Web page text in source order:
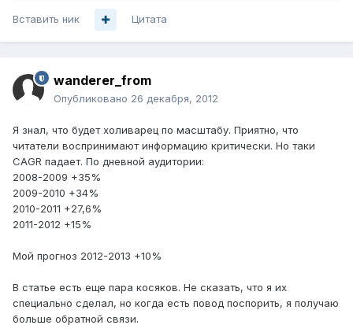
Вставить ник Цитата
wanderer_from
Опубликовано 26 декабря, 2012
Я знал, что будет холиварец по масштабу. Приятно, что
читатели воспринимают информацию критически. Но таки
CAGR падает. По дневной аудитории:
2008-2009 +35%
2009-2010 +34%
2010-2011 +27,6%
2011-2012 +15%
Мой прогноз 2012-2013 +10%
В статье есть еще пара косяков. Не сказать, что я их
специально сделал, но когда есть повод поспорить, я получаю
больше обратной связи.